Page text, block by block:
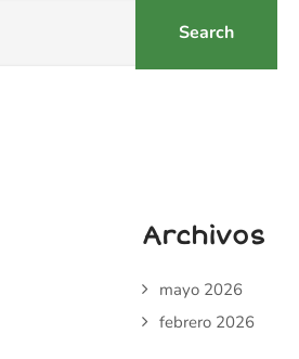
Archivos
mayo 2026
febrero 2026